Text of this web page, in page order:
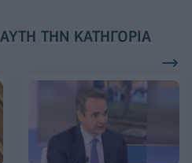
ΤΗΝ ΚΑΤΗΓΟΡΊΑ